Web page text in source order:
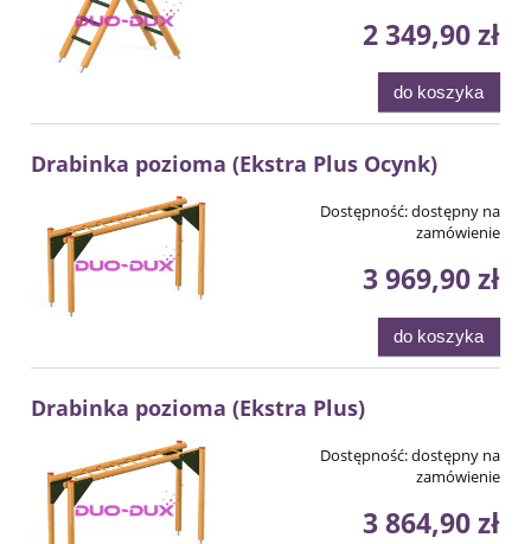
2 349,90 zł
do koszyka
Drabinka pozioma (Ekstra Plus Ocynk)
Dostępność:dostępny na
zamówienie
3 969,90 zł
do koszyka
Drabinka pozioma (Ekstra Plus)
Dostępność:dostępny na
zamówienie
3 864,90 zł